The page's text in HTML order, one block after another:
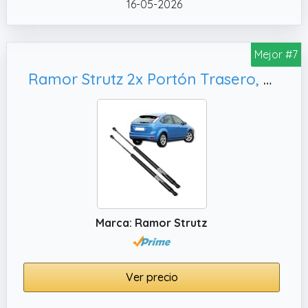
16-05-2026
Mejor #7
Ramor Strutz 2x Portón Trasero, Puntales de Gasolina. Reemplazo de 4M51A406A10AB y Otros.
Marca: Ramor Strutz
Ver precio